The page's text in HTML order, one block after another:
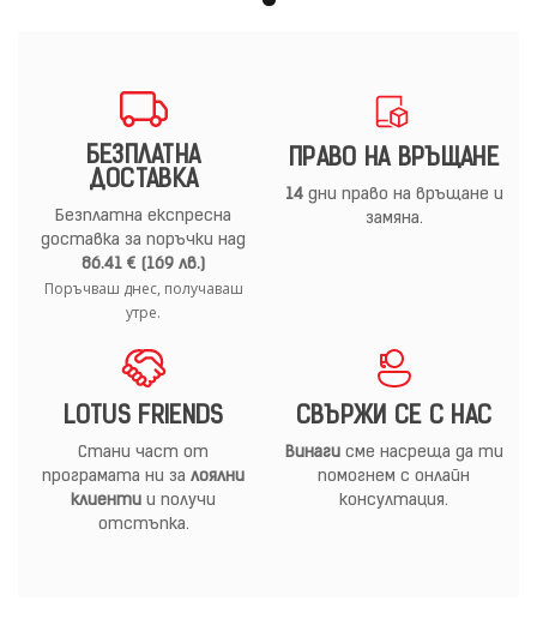
БЕЗПЛАТНА
ДОСТАВКА
Безплатна експресна
доставка за поръчки над
86.41 € (169 лв.)
Поръчваш днес, получаваш
утре.
ПРАВО НА ВРЪЩАНЕ
14дни право на връщане и
замяна.
LOTUS FRIENDS
Стани част от
програмата ни за лоялни
клиенти и получи
отстъпка.
СВЪРЖИ СЕ С НАС
Винагисме насреща да ти
помогнем с онлайн
консултация.